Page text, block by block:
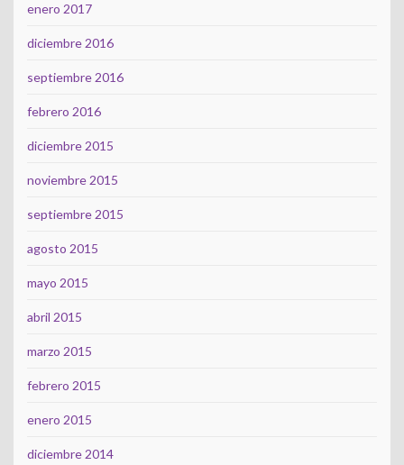
enero 2017
diciembre 2016
septiembre 2016
febrero 2016
diciembre 2015
noviembre 2015
septiembre 2015
agosto 2015
mayo 2015
abril 2015
marzo 2015
febrero 2015
enero 2015
diciembre 2014